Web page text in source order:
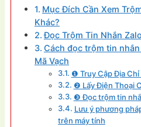
Mục Đích Cần Xem
Khác?
Đọc Trộm Tin Nhắn
Cách đọc trộm tin
Mã Vạch
❶ Truy Cập Địa Chỉ
❷ Lấy Điện Thoại
❸ Đọc trộm tin
Lưu ý phương
trên máy tính